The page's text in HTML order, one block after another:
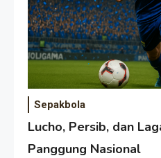
Sepakbola
Lucho, Persib, dan
Panggung Nasional